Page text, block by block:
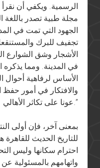
الرسمية. ويكفي أن
الجهود التي تمت في
تجفيف للبرك
الأشجار وشق الشوارع
في المدينة. ومما يذكره
الأساس لرفاهية أحوال
والافتكار في أمور حفظ
عونا على تكاثر الأهالي.”
بمعنى آخر، فإن أولى
للتاريخ الحديث
احترام سكانها وليس
واتهامهم بالمسئولية